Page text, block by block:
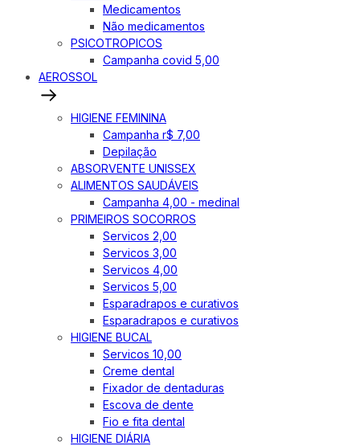
Medicamentos
Não medicamentos
PSICOTROPICOS
Campanha covid 5,00
AEROSSOL
HIGIENE FEMININA
Campanha r$ 7,00
Depilação
ABSORVENTE UNISSEX
ALIMENTOS SAUDÁVEIS
Campanha 4,00 - medinal
PRIMEIROS SOCORROS
Servicos 2,00
Servicos 3,00
Servicos 4,00
Servicos 5,00
Esparadrapos e curativos
Esparadrapos e curativos
HIGIENE BUCAL
Servicos 10,00
Creme dental
Fixador de dentaduras
Escova de dente
Fio e fita dental
HIGIENE DIÁRIA